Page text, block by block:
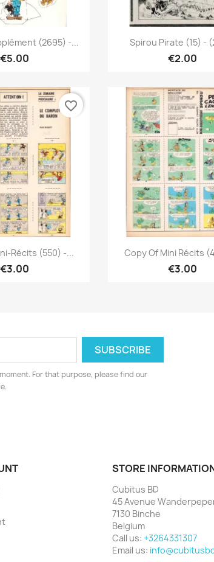
view(2695) -...
€5.00
Quick
Spirou Pirate (15) -
€2.00
view
Récits (550) -...
€3.00
favorite_border
Quick view
Copy Of Mini Récits
€3.00
For that purpose, please find our
STORE
Cubitus BD
45 Avenue
7130 Binche
Belgium
Call us: +3264331307
Email us: